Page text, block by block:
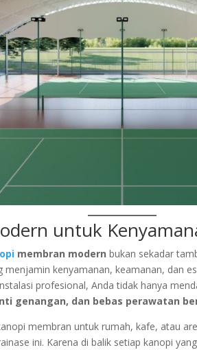
untuk
membran modern bukan sekadar
menjamin kenyamanan, keamanan, dan
profesional, Anda tidak hanya
genangan, dan bebas perawatan
membran untuk rumah, kafe, atau
ini. Karena di balik setiap kanopi